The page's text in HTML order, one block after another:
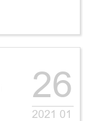
26
2021 01